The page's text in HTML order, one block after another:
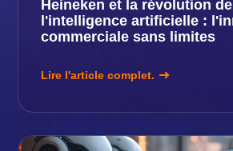
Heineken et la révolution de
l'intelligence artificielle :
commerciale sans limites
Lire l'article complet.